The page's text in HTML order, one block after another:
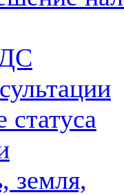
земля,